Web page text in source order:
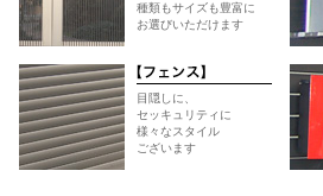
種類もサイズも豊富に
お選びいただけます
目隠しに、
セッキュリティに
様々なスタイル
ございます